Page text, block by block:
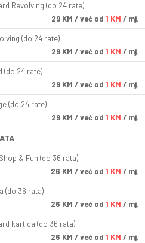
Revolving (do 24 rate)
29 KM / već od 1 KM / mj.
(do 24 rate)
29 KM / već od 1 KM / mj.
(do 24 rate)
29 KM / već od 1 KM / mj.
(do 24 rate)
29 KM / već od 1 KM / mj.
& Fun (do 36 rata)
26 KM / već od 1 KM / mj.
(do 36 rata)
26 KM / već od 1 KM / mj.
kartica (do 36 rata)
26 KM / već od 1 KM / mj.